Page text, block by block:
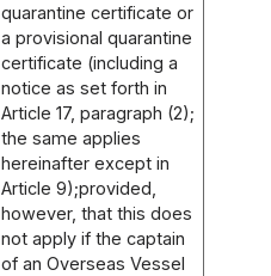
quarantine certificate or
a provisional quarantine
certificate (including a
notice as set forth in
Article 17, paragraph (2);
the same applies
hereinafter except in
Article 9);provided,
however, that this does
not apply if the captain
of an Overseas Vessel